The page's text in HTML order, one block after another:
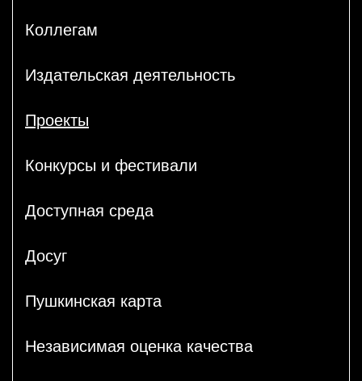
Коллегам
Издательская деятельность
Проекты
Конкурсы и фестивали
Доступная среда
Досуг
Пушкинская карта
Независимая оценка качества